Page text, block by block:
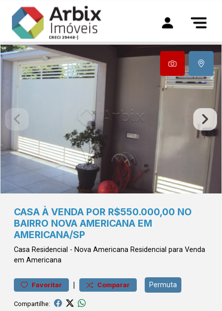
CASA À VENDA POR R$550.000,00 NO
BAIRRO NOVA AMERICANA EM
AMERICANA/SP
Casa Residencial - Nova Americana Residencial para Venda
em Americana
Favoritar | Comparar Permuta
Compartilhe: